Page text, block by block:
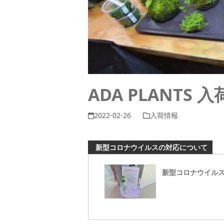
ADA PLANTS 入
2022-02-26 入荷情報
新型コロナウイルスの対応について
新型コロナウイル